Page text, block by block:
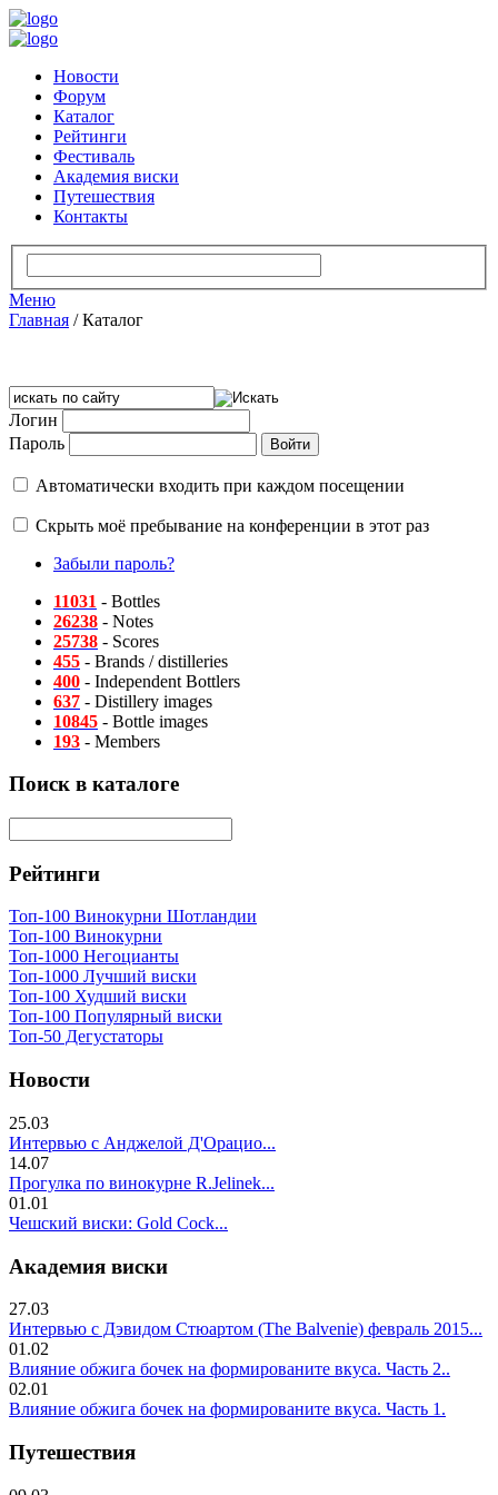
Новости
Форум
Каталог
Рейтинги
Фестиваль
Академия виски
Путешествия
Контакты
Меню
Главная /Каталог
Логин
Пароль
Автоматически входить при каждом посещении
Скрыть моё пребывание на конференции в этот раз
Забыли пароль?
11031 - Bottles
26238 - Notes
25738 - Scores
455 - Brands / distilleries
400 - Independent Bottlers
637 - Distillery images
10845 - Bottle images
193 - Members
Поиск в каталоге
Рейтинги
Топ-100 Винокурни Шотландии
Топ-100 Винокурни
Топ-1000 Негоцианты
Топ-1000 Лучший виски
Топ-100 Худший виски
Топ-100 Популярный виски
Топ-50 Дегустаторы
Новости
25.03
Интервью с Анджелой Д'Орацио...
14.07
Прогулка по винокурне R.Jelinek...
01.01
Чешский виски: Gold Cock...
Академия виски
27.03
Интервью с Дэвидом Стюартом (The Balvenie) февраль 2015...
01.02
Влияние обжига бочек на формированите вкуса. Часть 2..
02.01
Влияние обжига бочек на формированите вкуса. Часть 1.
Путешествия